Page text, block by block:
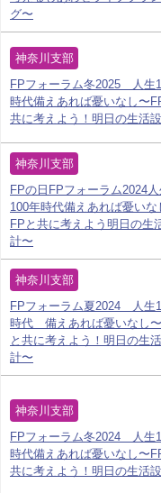
グ〜
神奈川支部
FPフォーラム冬2025 人生
時代備えあれば憂いなし〜
共に考えよう！明日の生活
神奈川支部
FPの日FPフォーラム2024人
100年時代備えあれば憂いな
FPと共に考えよう明日の生
計〜
神奈川支部
FPフォーラム夏2024 人生
時代 備えあれば憂いなし
と共に考えよう！明日の生
計〜
神奈川支部
FPフォーラム冬2024 人生
時代備えあれば憂いなし〜
共に考えよう！明日の生活